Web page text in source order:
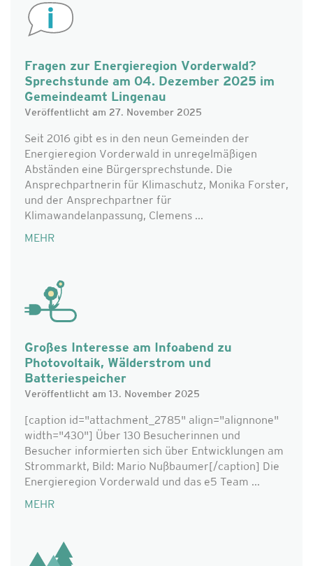
Fragen zur Energieregion Vorderwald?
Sprechstunde am 04. Dezember 2025 im
Gemeindeamt Lingenau
Veröffentlicht am 27. November 2025
Seit 2016 gibt es in den neun Gemeinden der
Energieregion Vorderwald in unregelmäßigen
Abständen eine Bürgersprechstunde. Die
Ansprechpartnerin für Klimaschutz, Monika Forster,
und der Ansprechpartner für
Klimawandelanpassung, Clemens ...
MEHR
Großes Interesse am Infoabend zu
Photovoltaik, Wälderstrom und
Batteriespeicher
Veröffentlicht am 13. November 2025
[caption id="attachment_2785" align="alignnone"
width="430"] Über 130 Besucherinnen und
Besucher informierten sich über Entwicklungen am
Strommarkt, Bild: Mario Nußbaumer[/caption] Die
Energieregion Vorderwald und das e5 Team ...
MEHR